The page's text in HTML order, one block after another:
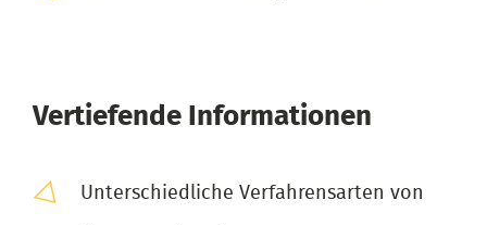
Vertiefende Informationen
Unterschiedliche Verfahrensarten von